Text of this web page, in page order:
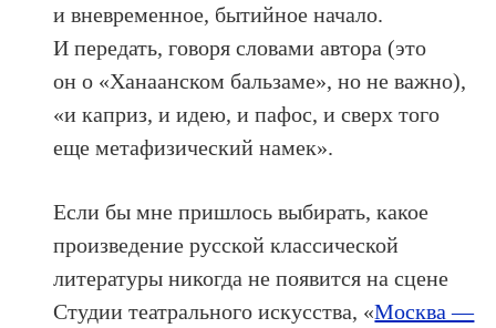
и вневременное, бытийное начало.
И передать, говоря словами автора (это
он о «Ханаанском бальзаме», но не важно),
«и каприз, и идею, и пафос, и сверх того
еще метафизический намек».
Если бы мне пришлось выбирать, какое
произведение русской классической
литературы никогда не появится на сцене
Студии театрального искусства, «Москва —